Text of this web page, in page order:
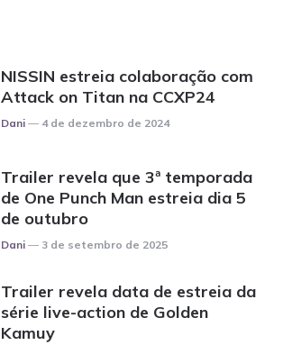
NISSIN estreia colaboração com
Attack on Titan na CCXP24
Posted
Dani 4 de dezembro de 2024
Trailer revela que 3ª temporada
de One Punch Man estreia dia 5
de outubro
Posted
Dani 3 de setembro de 2025
Trailer revela data de estreia da
série live-action de Golden
Kamuy